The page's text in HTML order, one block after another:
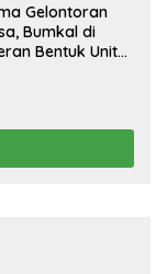
Gelontoran
Bumkal di
Bentuk Unit